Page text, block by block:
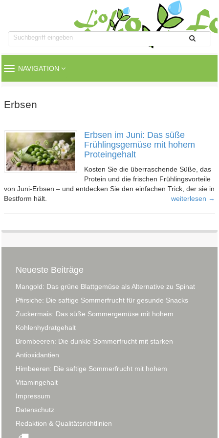
TOGGLE
NAVIGATION
Erbsen
Erbsen im Juni: Das süße
Frühlingsgemüse mit hohem
Proteingehalt
Kosten Sie die überraschende Süße, das
Protein und die frischen Frühlingsvorteile
von Juni-Erbsen – und entdecken Sie den einfachen Trick, der sie in
Bestform hält.
weiterlesen →
Neueste Beiträge
Mangold: Das grüne Blattgemüse als Alternative zu Spinat
Pfirsiche: Die saftige Sommerfrucht für gesunde Snacks
Zuckermais: Das süße Sommergemüse mit hohem
Kohlenhydratgehalt
Brombeeren: Die dunkle Sommerfrucht mit starken
Antioxidantien
Himbeeren: Die saftige Sommerfrucht mit hohem
Vitamingehalt
Impressum
Datenschutz
Redaktion & Qualitätsrichtlinien